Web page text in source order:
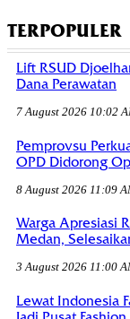
TERPOPULER
Lift RSUD
Dana Perawatan
7 August 2026 10:02
Pemprovsu
OPD Didorong
8 August 2026 11:09
Warga Apresiasi
Medan,
3 August 2026 11:00
Lewat Indonesia